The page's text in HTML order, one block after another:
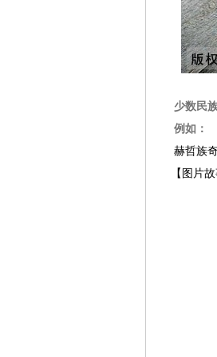
少数民族
例如：
赫哲族
【图片